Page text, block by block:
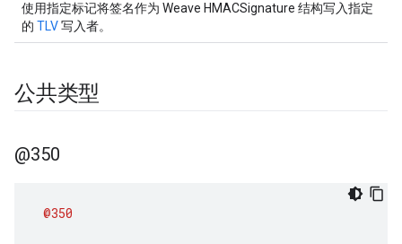
使用指定标记将签名作为 Weave HMACSignature 结构写入指定
的 TLV写入者。
公共类型
@350
@350